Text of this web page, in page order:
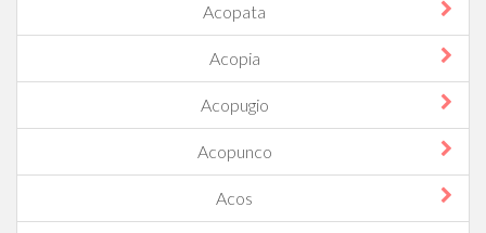
Acopata
Acopia
Acopugio
Acopunco
Acos